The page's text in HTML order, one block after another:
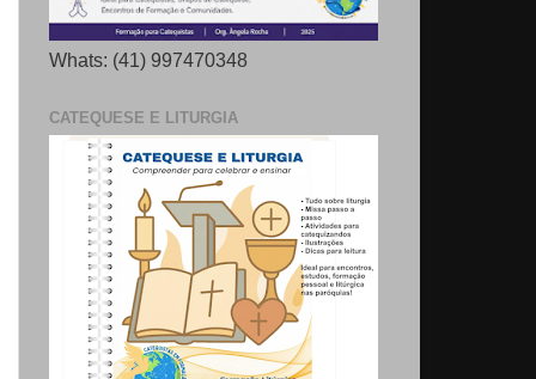
Whats: (41) 997470348
CATEQUESE E LITURGIA